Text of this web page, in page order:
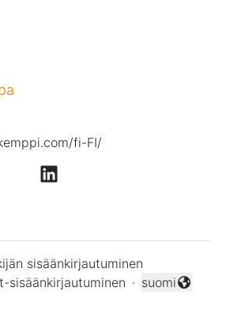
fi-FI/
sisäänkirjautuminen
sisäänkirjautuminen ·
Vaihda kieli
suomi